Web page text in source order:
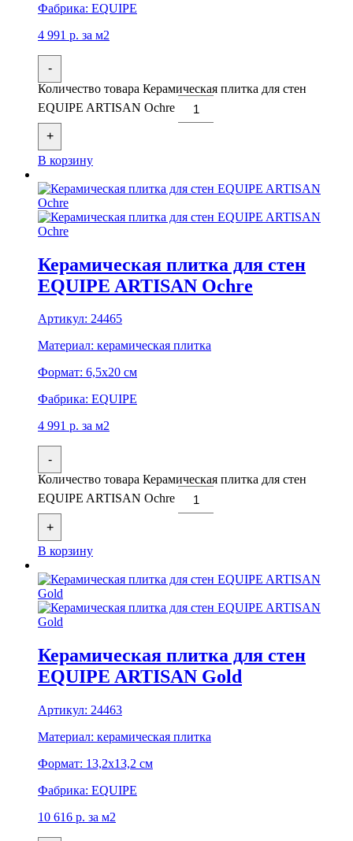
Фабрика: EQUIPE
4 991 р. за м2
-
Количество товара Керамическая плитка для стен
EQUIPE ARTISAN Ochre
+
В корзину
Керамическая плитка для стен
EQUIPE ARTISAN Ochre
Артикул: 24465
Материал: керамическая плитка
Формат: 6,5x20 см
Фабрика: EQUIPE
4 991 р. за м2
-
Количество товара Керамическая плитка для стен
EQUIPE ARTISAN Ochre
+
В корзину
Керамическая плитка для стен
EQUIPE ARTISAN Gold
Артикул: 24463
Материал: керамическая плитка
Формат: 13,2x13,2 см
Фабрика: EQUIPE
10 616 р. за м2